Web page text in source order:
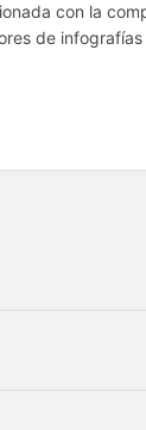
con la
de